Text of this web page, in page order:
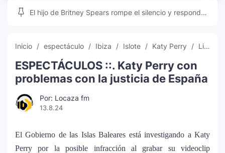
Videos Musicales
El hijo de Britney Spears rompe el silencio y responde
Inicio espectáculo Ibiza Islote Katy Perry Lifetimes
ESPECTÁCULOS ::. Katy Perry con
problemas con la justicia de España
Por: Locaza fm
13.8.24
El Gobierno de las Islas Baleares está investigando a Katy
Perry por la posible infracción al grabar su videoclip